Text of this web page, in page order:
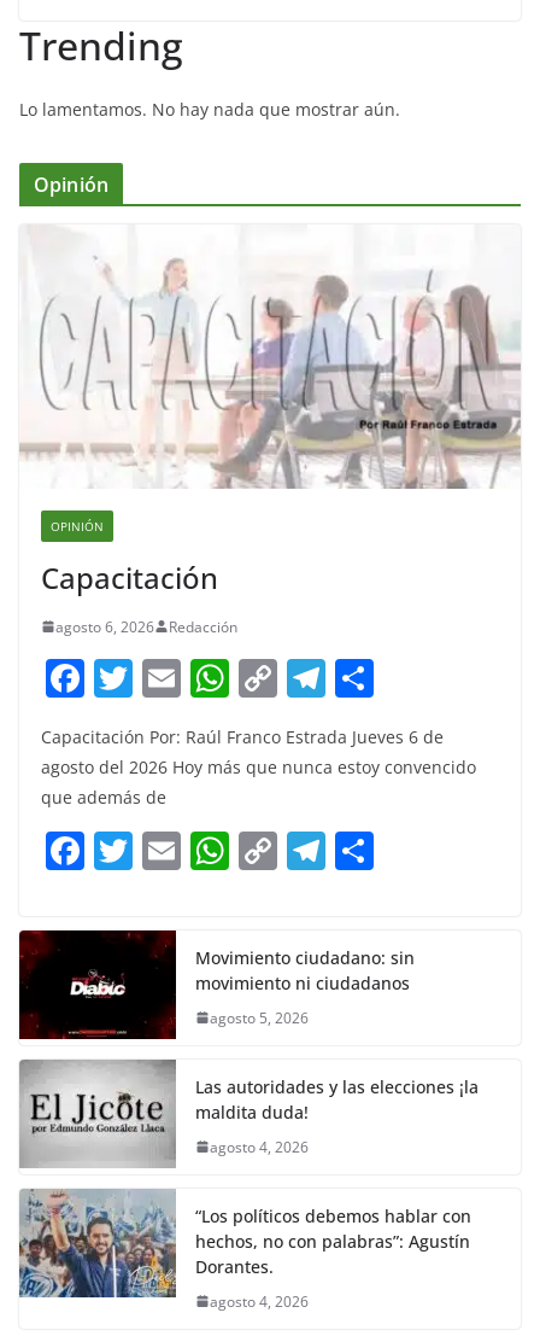
Trending
Lo lamentamos. No hay nada que mostrar aún.
Opinión
OPINIÓN
Capacitación
agosto 6, 2026 Redacción
F
a
c
e
b
o
k
T
itt
er
E
m
ai
W
at
A
p
C
p
Li
n
T
el
e
a
m
ar
e
Capacitación Por: Raúl Franco Estrada Jueves 6 de
agosto del 2026 Hoy más que nunca estoy convencido
que además de
F
c
e
b
o
o
k
T
itt
er
E W
s
A
p
C
y
Li
k
T
gr
a
e
Movimiento ciudadano: sin
movimiento ni ciudadanos
agosto 5, 2026
Las autoridades y las elecciones ¡la
maldita duda!
agosto 4, 2026
“Los políticos debemos hablar con
hechos, no con palabras”: Agustín
Dorantes.
agosto 4, 2026